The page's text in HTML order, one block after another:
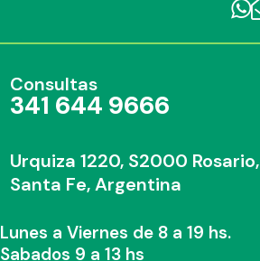
Consultas
341 644 9666
Urquiza 1220, S2000 Rosario,
Santa Fe, Argentina
Lunes a Viernes de 8 a 19 hs.
Sabados 9 a 13 hs